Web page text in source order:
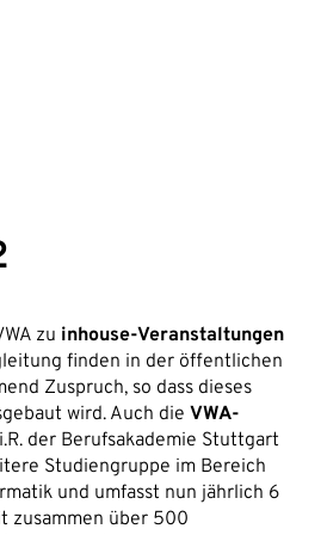
zu inhouse-Veranstaltungen
finden in der öffentlichen
Zuspruch, so dass dieses
wird. Auch die VWA-
i.R. der Berufsakademie Stuttgart
Studiengruppe im Bereich
und umfasst nun jährlich 6
zusammen über 500